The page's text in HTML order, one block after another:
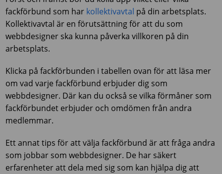
fackförbund som har kollektivavtal på din arbetsplats.
Kollektivavtal är en förutsättning för att du som
webbdesigner ska kunna påverka villkoren på din
arbetsplats.
Klicka på fackförbunden i tabellen ovan för att läsa mer
om vad varje fackförbund erbjuder dig som
webbdesigner. Där kan du också se vilka förmåner som
fackförbundet erbjuder och omdömen från andra
medlemmar.
Ett annat tips för att välja fackförbund är att fråga andra
som jobbar som webbdesigner. De har säkert
erfarenheter att dela med sig som kan hjälpa dig att